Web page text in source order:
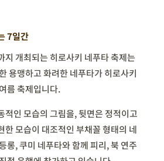
7일간
지 개최되는 히로사키 네푸타 축제는
용맹하고 화려한 네푸타가 히로사키
름 축제입니다.
적인 모습의 그림을,뒷면은 정적이고
한 모습이 대조적인 부채꼴 형태의 네
롱,쿠미 네푸타와 함께 피리,북 연주